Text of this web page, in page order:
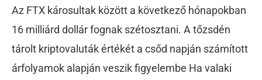
Az FTX károsultak között a következő hónapokban
16 milliárd dollár fognak szétosztani. A tőzsdén
tárolt kriptovaluták értékét a csőd napján számított
árfolyamok alapján veszik figyelembe Ha valaki